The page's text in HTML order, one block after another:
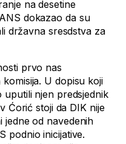
na desetine
dokazao da su
državna sresdstva za
prvo nas
U dopisu koji
uputili njen predsjednik
Ćorić stoji da DIK nije
jedne od navedenih
podnio inicijative.